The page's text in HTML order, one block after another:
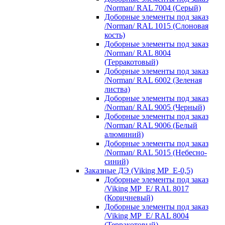
/Norman/ RAL 7004 (Серый)
Доборные элементы под заказ
/Norman/ RAL 1015 (Слоновая
кость)
Доборные элементы под заказ
/Norman/ RAL 8004
(Терракотовый)
Доборные элементы под заказ
/Norman/ RAL 6002 (Зеленая
листва)
Доборные элементы под заказ
/Norman/ RAL 9005 (Черный)
Доборные элементы под заказ
/Norman/ RAL 9006 (Белый
алюминий)
Доборные элементы под заказ
/Norman/ RAL 5015 (Небесно-
синий)
Заказные ДЭ (Viking MP_E-0,5)
Доборные элементы под заказ
/Viking MP_E/ RAL 8017
(Коричневый)
Доборные элементы под заказ
/Viking MP_E/ RAL 8004